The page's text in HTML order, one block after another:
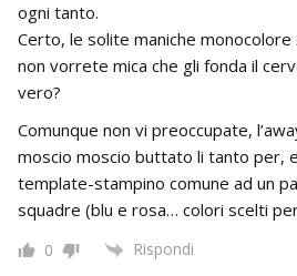
ogni tanto.
Certo, le solite maniche monocolore
non vorrete mica che gli fonda il
vero?
Comunque non vi preoccupate,
moscio moscio buttato li tanto per,
template-stampino comune ad un
squadre (blu e rosa… colori scelti
0 Rispondi